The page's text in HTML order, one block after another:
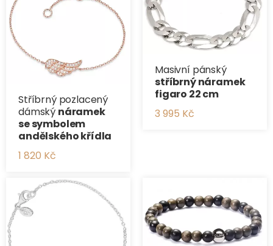
Stříbrný pozlacený
dámský náramek
se symbolem
andělského křídla
1 820 Kč
Masivní pánský
stříbrný náramek
figaro 22 cm
3 995 Kč